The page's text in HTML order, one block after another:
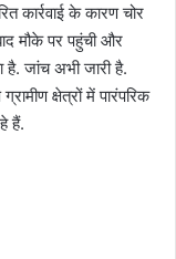
कार्रवाई के कारण चोर
मौके पर पहुंची और
जांच अभी जारी है.
क्षेत्रों में पारंपरिक
हैं.